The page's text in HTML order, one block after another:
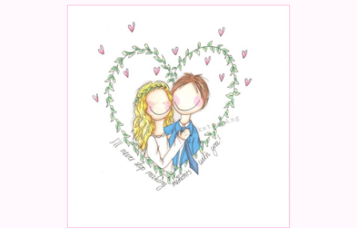
varianter.
Mulighederne
kan
vælges
på
varesiden